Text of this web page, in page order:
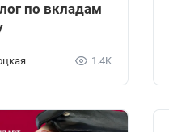
по вкладам
1.4K